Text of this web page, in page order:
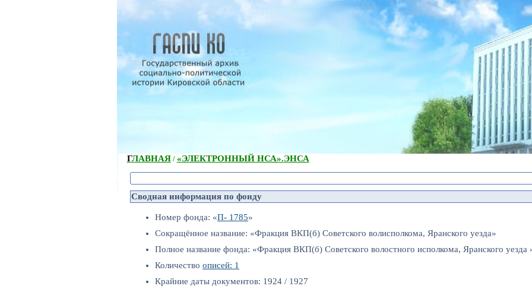
ГЛАВНАЯ/ «ЭЛЕКТРОННЫЙ НСА».ЭНСА
Сводная информация по фонду
Номер фонда: «П- 1785»
Сокращённое название: «Фракция ВКП(б) Советского волисполкома, Яранского уезда»
Полное название фонда: «Фракция ВКП(б) Советского волостного исполкома, Яранского уезда
Количество описей: 1
Крайние даты документов: 1924 / 1927